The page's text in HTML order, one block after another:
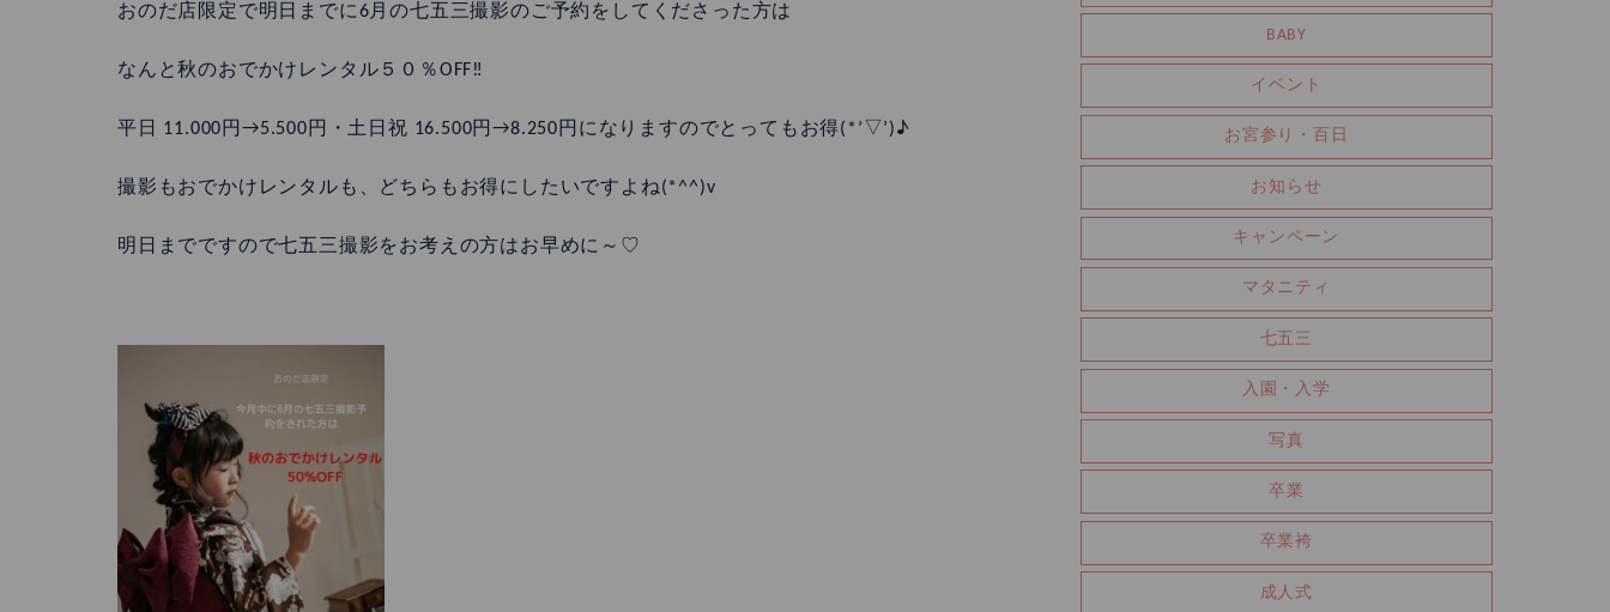
おのだ店限定で明日までに6月の七五三撮影のご予約をしてくださった方は
なんと秋のおでかけレンタル５０％OFF‼️
平日 11.000円→5.500円・土日祝 16.500円→8.250円になりますのでとってもお得(*’▽’)♪
撮影もおでかけレンタルも、どちらもお得にしたいですよね(*^^)v
明日までですので七五三撮影をお考えの方はお早めに～♡
BABY
イベント
お宮参り・百日
お知らせ
キャンペーン
マタニティ
七五三
入園・入学
写真
卒業
卒業袴
成人式